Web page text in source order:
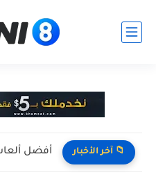
📁 آخر الأخبار